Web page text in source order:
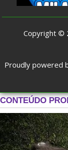
Copyright ©
Proudly powered